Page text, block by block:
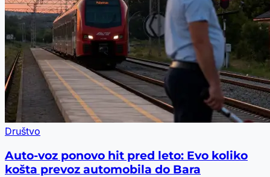
Društvo
Auto-voz ponovo hit pred leto: Evo koliko
košta prevoz automobila do Bara